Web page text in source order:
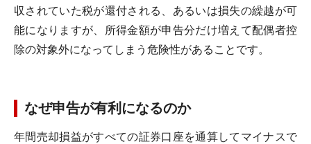
収されていた税が還付される、あるいは損失の繰越が可
能になりますが、所得金額が申告分だけ増えて配偶者控
除の対象外になってしまう危険性があることです。
なぜ申告が有利になるのか
年間売却損益がすべての証券口座を通算してマイナスで